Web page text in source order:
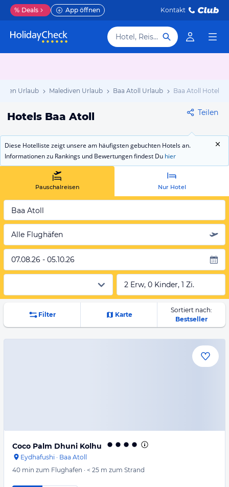
% Deals App öffnen Kontakt
Hotel, Reiseziel
Asien Urlaub Malediven Urlaub Baa Atoll Urlaub Baa Atoll Hotels
Hotels Baa Atoll Teilen
Diese Hotelliste zeigt unsere am häufigsten gebuchten Hotels an.
Informationen zu Rankings und Bewertungen findest Du hier
Pauschalreisen Nur Hotel
Baa Atoll
Alle Flughäfen
07.08.26 - 05.10.26
2 Erw, 0 Kinder, 1 Zi.
Filter Karte
Sortiert nach:
Bestseller
Coco Palm Dhuni Kolhu
Eydhafushi · Baa Atoll
40 min zum Flughafen · < 25 m zum Strand